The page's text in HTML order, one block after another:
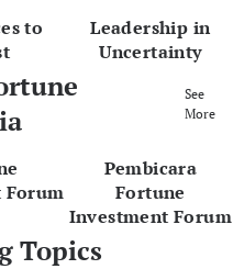
to
Leadership in
Uncertainty
See
More
Forum
Pembicara
Fortune
Investment Forum
Topics